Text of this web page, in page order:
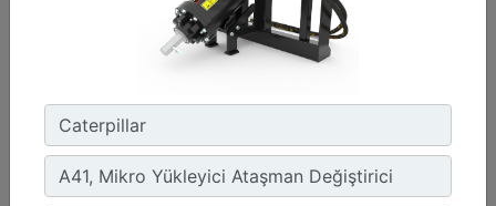
3037.3 lb/ft - 4118 N·m
Tahrik Yöntemi :
Gerotor Motor - Tekli Dişli Azaltma
Bağlantı Braketi Tasarımı :
Detay Teklif Al